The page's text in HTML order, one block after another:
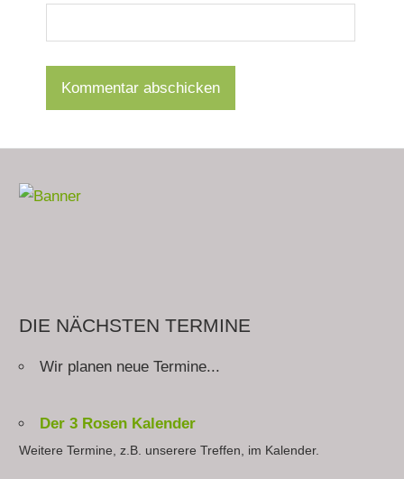
DIE NÄCHSTEN TERMINE
Wir planen neue Termine...
Der 3 Rosen Kalender
Weitere Termine, z.B. unserere Treffen, im Kalender.